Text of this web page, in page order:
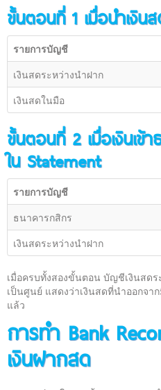
ขั้นตอนที่ 1 เมื่อนำเงิน
รายการบัญชี
เงินสดระหว่างนำฝาก
เงินสดในมือ
ขั้นตอนที่ 2 เมื่อเงินเข้
ใน Statement
รายการบัญชี
ธนาคารกสิกร
เงินสดระหว่างนำฝาก
เมื่อครบทั้งสองขั้นตอน บัญชีเงินสดร
เป็นศูนย์ แสดงว่าเงินสดที่นำออกจ
แล้ว
การทำ Bank
เงินฝากสด